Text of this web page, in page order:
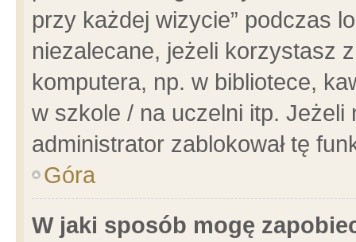
przy każdej wizycie” podczas
niezalecane, jeżeli korzystasz
komputera, np. w bibliotece,
w szkole / na uczelni itp.
administrator zablokował tę
Góra
W jaki sposób mogę